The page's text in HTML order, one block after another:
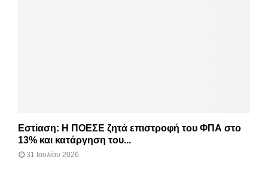
Εστίαση: Η ΠΟΕΣΕ ζητά επιστροφή του ΦΠΑ στο
13% και κατάργηση του...
31 Ιουλίου 2026